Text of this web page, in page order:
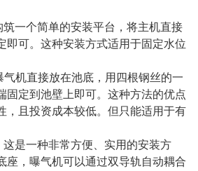
筑一个简单的安装平台，将主机直接
即可。这种安装方式适用于固定水位
气机直接放在池底，用四根钢丝的一
固定到池壁上即可。这种方法的优点
，且投资成本较低。但只能适用于有
这是一种非常方便、实用的安装方
座，曝气机可以通过双导轨自动耦合